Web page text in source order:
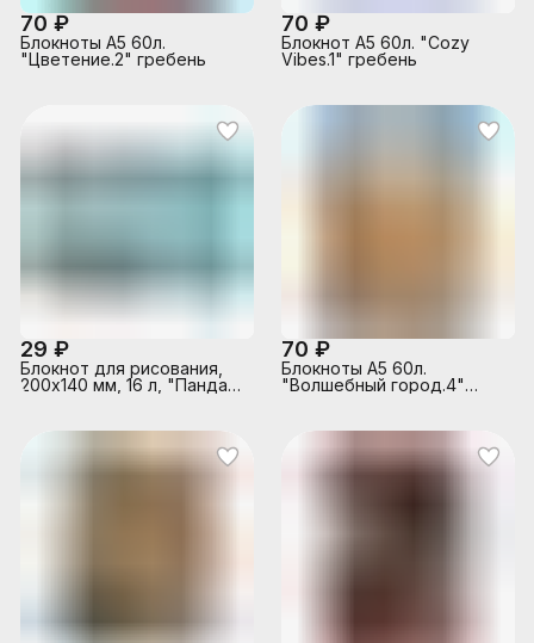
70 ₽
Блокноты А5 60л.
"Цветение.2" гребень
70 ₽
Блокнот А5 60л. "Cozy
Vibes.1" гребень
29 ₽
Блокнот для рисования,
200х140 мм, 16 л, "Панда с
переплёт (2 скобы по
короткой стороне),
70 ₽
Блокноты А5 60л.
"Волшебный город.4"